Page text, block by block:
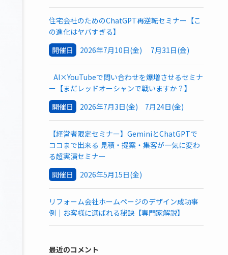
住宅会社のためのChatGPT再逆転セミナー【こ
の進化はヤバすぎる】
開催日
2026年7月10日(金) 7月31日(金)
AI×YouTubeで問い合わせを爆増させるセミナ
ー【まだレッドオーシャンで戦いますか？】
開催日
2026年7月3日(金) 7月24日(金)
【経営者限定セミナー】GeminiとChatGPTで
ココまで出来る 見積・提案・集客が一気に変わ
る超実演セミナー
開催日
2026年5月15日(金)
リフォーム会社ホームページのデザイン成功事
例｜お客様に選ばれる秘訣【専門家解説】
最近のコメント